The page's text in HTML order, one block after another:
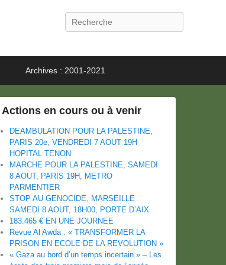
Recherche
Archives : 2001-2021
Actions en cours ou à venir
DEAMBULATION POUR LA PALESTINE,
PARIS 20e, VENDREDI 7 AOUT 19H
HOPITAL TENON
MARCHE POUR LA PALESTINE, SAMEDI
8 AOUT, PARIS 19H, METRO
PARMENTIER
STOP AU GENOCIDE, MARSEILLE
SAMEDI 8 AOUT, 18H00, PORTE D’AIX
183.465 € EN UNE JOURNEE
Revue Al Awda : « TRANSFORMER LA
PRISON EN ECOLE DE LA REVOLUTION »
« Gaza au bord d’un temps incertain » – Les